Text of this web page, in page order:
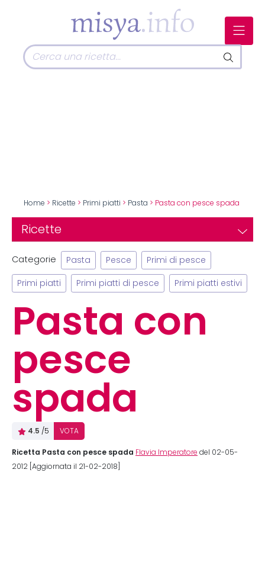
Home > Ricette > Primi piatti > Pasta > Pasta con pesce spada
Ricette
Categorie Pasta Pesce Primi di pesce
Primi piatti Primi piatti di pesce Primi piatti estivi
Pasta con
pesce
spada
4.5 /5 VOTA
Ricetta Pasta con pesce spada Flavia Imperatore del 02-05-
2012 [Aggiornata il 21-02-2018]